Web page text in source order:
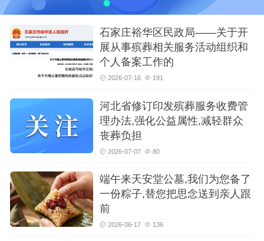
石家庄裕华区民政局——关于开
展从事殡葬相关服务活动组织和
个人备案工作的
2026-07-16 191
河北省修订印发殡葬服务收费管
理办法,强化公益属性,减轻群众
丧葬负担
2026-07-07 80
端午来天安堂公墓,我们为您备了
一份粽子,替您把思念送到亲人跟
前
2026-06-17 136